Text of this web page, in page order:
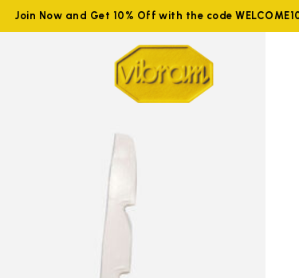
Join Now and Get 10% Off with the code